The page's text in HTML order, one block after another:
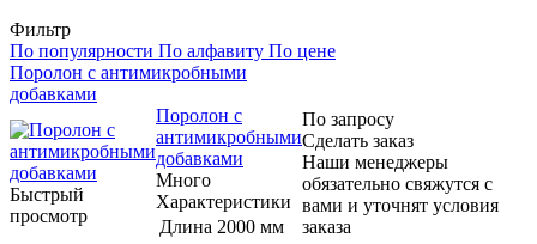
Фильтр
По популярности По алфавиту По цене
Поролон с антимикробными
добавками
Быстрый
просмотр
Поролон с
антимикробными
добавками
Много
Характеристики
Длина 2000 мм
По запросу
Сделать заказ
Наши менеджеры
обязательно свяжутся с
вами и уточнят условия
заказа